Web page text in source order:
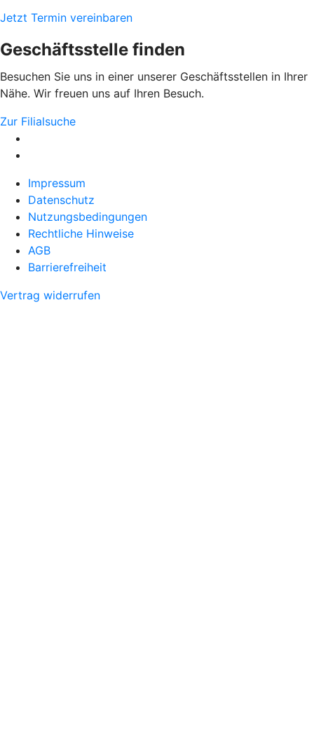
Jetzt Termin vereinbaren
Geschäftsstelle finden
Besuchen Sie uns in einer unserer Geschäftsstellen in Ihrer
Nähe. Wir freuen uns auf Ihren Besuch.
Zur Filialsuche
Impressum
Datenschutz
Nutzungsbedingungen
Rechtliche Hinweise
AGB
Barrierefreiheit
Vertrag widerrufen